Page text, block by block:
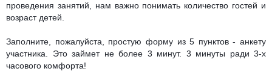
проведения занятий, нам важно понимать количество гостей и
возраст детей.
Заполните, пожалуйста, простую форму из 5 пунктов - анкету
участника. Это займет не более 3 минут. 3 минуты ради 3-х